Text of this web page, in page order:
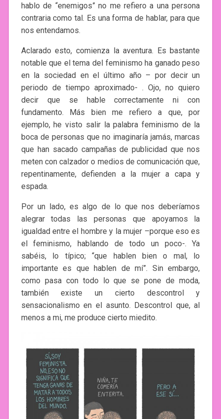
hablo de “enemigos” no me refiero a una persona
contraria como tal. Es una forma de hablar, para que
nos entendamos.
Aclarado esto, comienza la aventura. Es bastante
notable que el tema del feminismo ha ganado peso
en la sociedad en el último año – por decir un
periodo de tiempo aproximado- . Ojo, no quiero
decir que se hable correctamente ni con
fundamento. Más bien me refiero a que, por
ejemplo, he visto salir la palabra feminismo de la
boca de personas que no imaginaría jamás, marcas
que han sacado campañas de publicidad que nos
meten con calzador o medios de comunicación que,
repentinamente, defienden a la mujer a capa y
espada.
Por un lado, es algo de lo que nos deberíamos
alegrar todas las personas que apoyamos la
igualdad entre el hombre y la mujer –porque eso es
el feminismo, hablando de todo un poco-. Ya
sabéis, lo típico; “que hablen bien o mal, lo
importante es que hablen de mí”. Sin embargo,
como pasa con todo lo que se pone de moda,
también existe un cierto descontrol y
sensacionalismo en el asunto. Descontrol que, al
menos a mi, me produce cierto miedito.